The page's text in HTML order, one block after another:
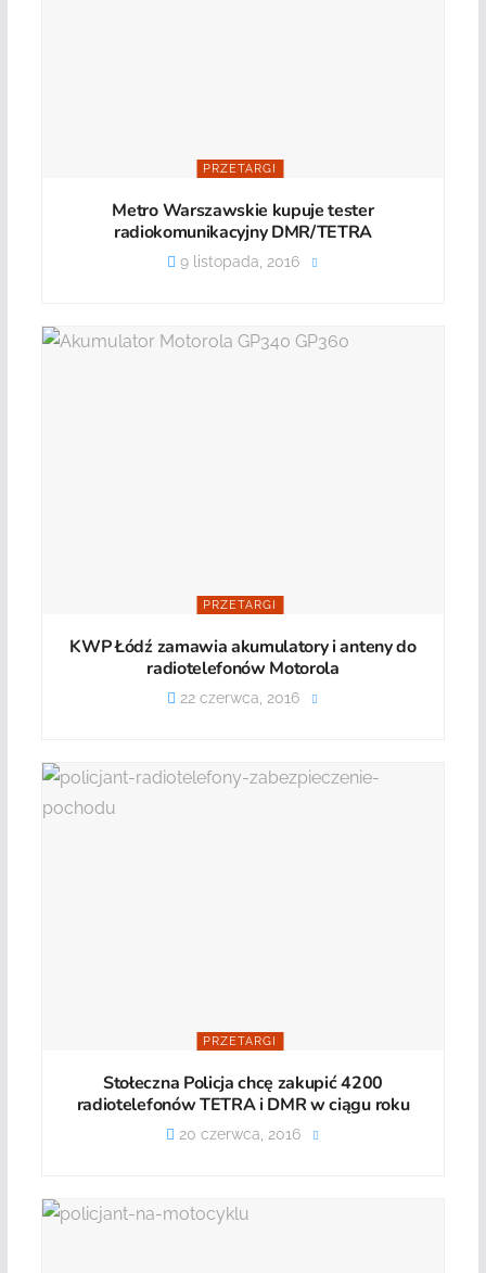
PRZETARGI
Metro Warszawskie kupuje tester
radiokomunikacyjny DMR/TETRA
9 listopada, 2016
PRZETARGI
KWP Łódź zamawia akumulatory i anteny do
radiotelefonów Motorola
22 czerwca, 2016
PRZETARGI
Stołeczna Policja chcę zakupić 4200
radiotelefonów TETRA i DMR w ciągu roku
20 czerwca, 2016